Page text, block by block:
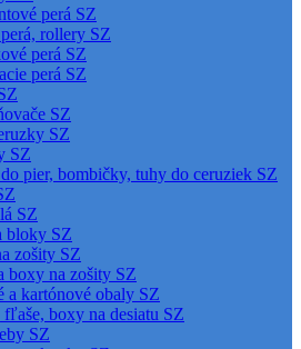
perá SZ
rollery SZ
perá SZ
perá SZ
SZ
SZ
SZ
pier, bombičky, tuhy do ceruziek SZ
SZ
bloky SZ
zošity SZ
boxy na zošity SZ
a kartónové obaly SZ
boxy na desiatu SZ
SZ